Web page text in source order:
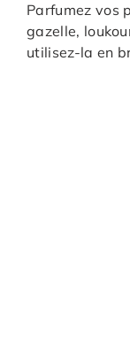
Parfumez vos
gazelle,
utilisez-la en